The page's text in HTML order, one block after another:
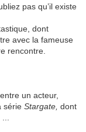
pas qu’il existe
dont
avec la fameuse
rencontre.
un acteur,
série Stargate, dont